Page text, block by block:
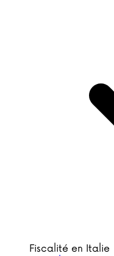
Fiscalité en Italie